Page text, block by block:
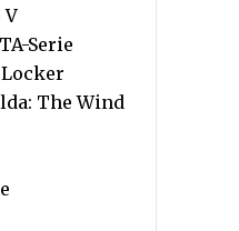
V
Serie
The Wind